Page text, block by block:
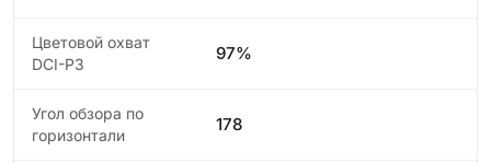
Цветовой охват
DCI-P3
97%
Угол обзора по
горизонтали
178